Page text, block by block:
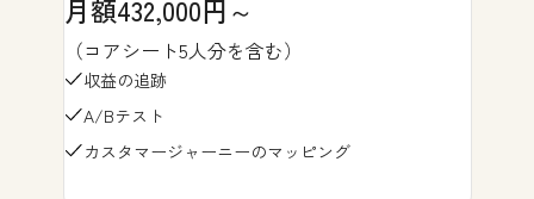
月額432,000円～
（コアシート5人分を含む）
収益の追跡
A/Bテスト
カスタマージャーニーのマッピング